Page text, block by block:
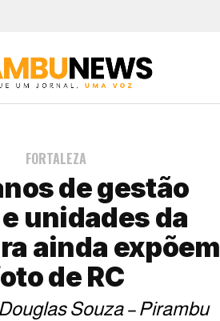
FORTALEZA
de gestão
unidades da
ainda expõem
de RC
Souza – Pirambu